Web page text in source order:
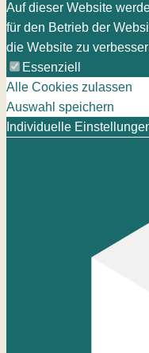
Auf dieser Website
für den Betrieb der
die Website zu
Essenziell
Alle Cookies zulassen
Auswahl speichern
Individuelle